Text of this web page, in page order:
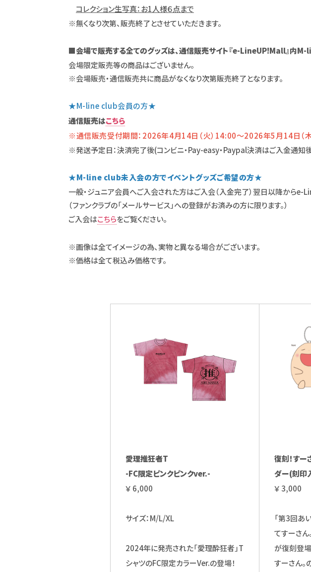
コレクション生写真：お1人様６点まで
※無くなり次第、販売終了とさせていただきます。
■会場で販売する全てのグッズは、通信販売サイト『e-LineUP!Mall』内M-
会場限定販売等の商品はございません。
※会場販売・通信販売共に商品がなくなり次第販売終了となります。
★M-line club会員の方★
通信販売はこちら
※通信販売受付期間：2026年4月14日（火）14:00～2026年5月14日（
※発送予定日：決済完了後(コンビニ・Pay-easy・Paypal決済はご入金通知
★M-line club未入会の方でイベントグッズご希望の方★
一般・ジュニア会員へご入会された方はご入会（入金完了）翌日以降からe-
（ファンクラブの「メールサービス」への登録がお済みの方に限ります。）
ご入会はこちらをご覧ください。
※画像は全てイメージの為、実物と異なる場合がございます。
※価格は全て税込み価格です。
愛理推狂者T
-FC限定ピンクピンクver.-
￥ 6,000
サイズ：M/L/XL
2024年に発売された「愛理酔狂者」T
シャツのFC限定カラーVer.の登場！
復刻！すー
ダー(刻印
￥ 3,000
「第3回あ
てすーさん
が復刻登場
すーさん。